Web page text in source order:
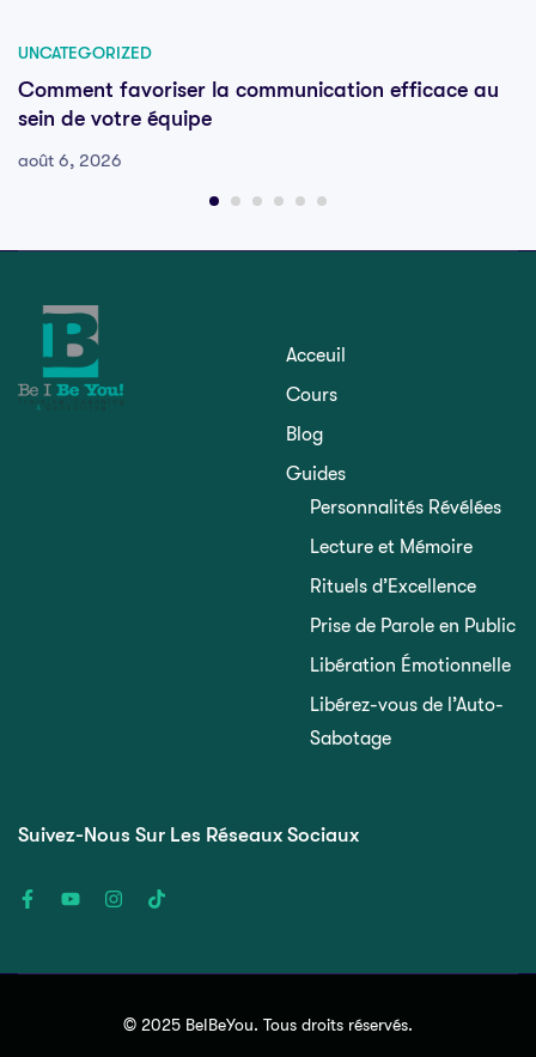
UNCATEGORIZED
Comment favoriser la communication efficace au
sein de votre équipe
août 6, 2026
Acceuil
Cours
Blog
Guides
Personnalités Révélées
Lecture et Mémoire
Rituels d’Excellence
Prise de Parole en Public
Libération Émotionnelle
Libérez-vous de l’Auto-
Sabotage
Suivez-Nous Sur Les Réseaux Sociaux
© 2025 BeIBeYou. Tous droits réservés.